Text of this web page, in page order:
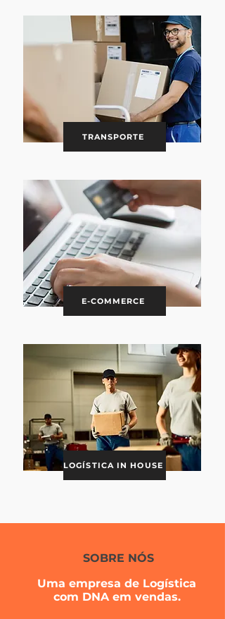
TRANSPORTE
E-COMMERCE
LOGÍSTICA IN HOUSE
SOBRE NÓS
Uma empresa de Logística
com DNA em vendas.